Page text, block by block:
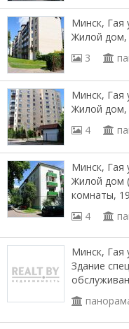
Минск, Гая
Жилой дом,
3
Минск, Гая
Жилой дом,
4
Минск, Гая
Жилой дом
комнаты,
4
Минск, Гая
Здание